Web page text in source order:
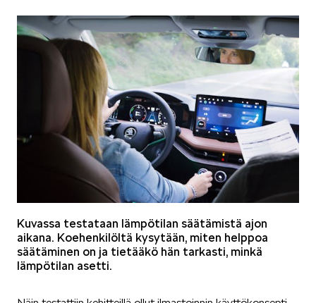
Kuvassa testataan lämpötilan säätämistä ajon
aikana. Koehenkilöltä kysytään, miten helppoa
säätäminen on ja tietääkö hän tarkasti, minkä
lämpötilan asetti.